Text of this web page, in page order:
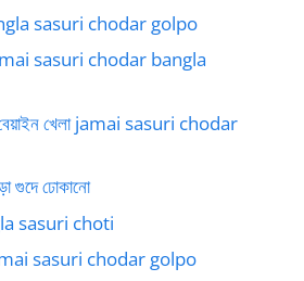
sasuri chodar golpo
jamai sasuri chodar bangla
বেয়াইন খেলা jamai sasuri chodar
গুদে ঢোকানো
sasuri choti
jamai sasuri chodar golpo